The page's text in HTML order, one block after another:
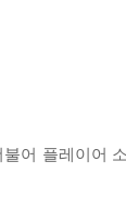
어 플레이어